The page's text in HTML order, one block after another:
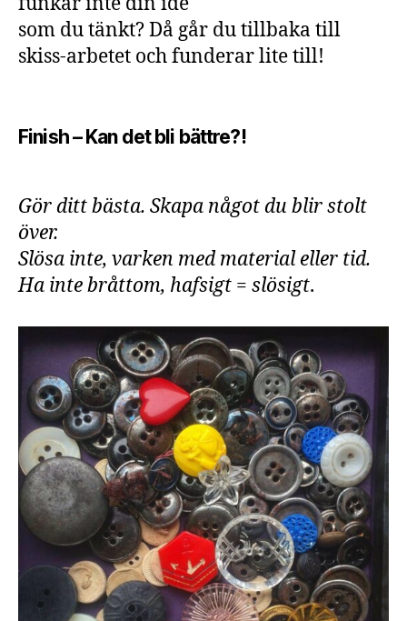
som du tänkt? Då går du tillbaka till
skiss-arbetet och funderar lite till!
Finish – Kan det bli bättre?!
Gör ditt bästa. Skapa något du blir stolt
över.
Slösa inte, varken med material eller tid.
Ha inte bråttom, hafsigt = slösigt.
kr
ti
vi
t
e
k
ul
t
ur
le
io